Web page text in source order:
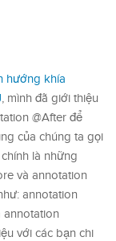
hướng khía
, mình đã giới thiệu
@After để
của chúng ta gọi
là những
và annotation
annotation
annotation
với các bạn chi